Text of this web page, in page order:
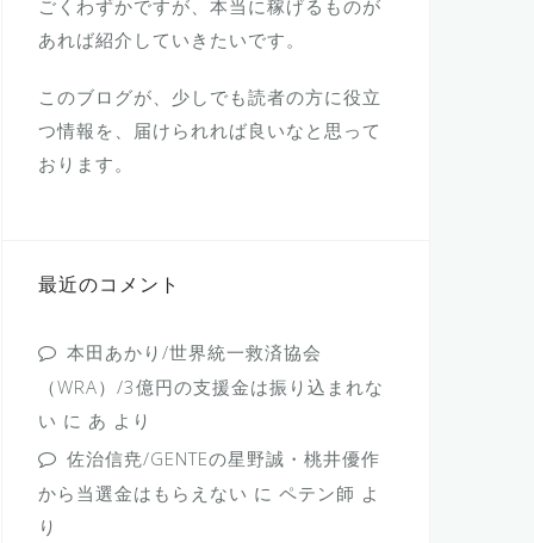
ごくわずかですが、本当に稼げるものが
あれば紹介していきたいです。
このブログが、少しでも読者の方に役立
つ情報を、届けられれば良いなと思って
おります。
最近のコメント
本田あかり/世界統一救済協会
（WRA）/3億円の支援金は振り込まれな
い に あ より
佐治信尭/GENTEの星野誠・桃井優作
から当選金はもらえない に ペテン師 よ
り